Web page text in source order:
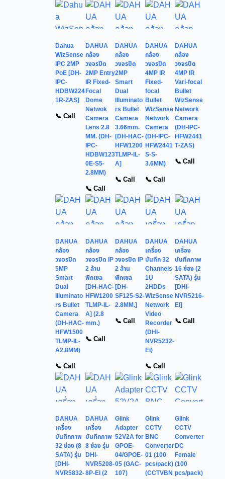
Dahua
WizSense
IPC 2MP
PoE [DH-
IPC-
HDBW224
1R-ZAS]
📞 Call
DAHUA
กล้อง
วงจรปิด
2MP Entry
IR Fixed-
Focal
Dome
Netwok
Camera
Lens 2.8
MM. (DH-
IPC-
HDBW123
0E-S5-
2.8MM)
📞 Call
DAHUA
กล้อง
วงจรปิด
2MP
Smart
Dual
Illuminato
rs Bullet
Camera
3.66mm.
[DH-HAC-
HFW1200
TLMP-IL-
A]
📞 Call
DAHUA
กล้อง
วงจรปิด
4MP IR
Fixed-
focal
Bullet
WizSense
Network
Camera
(DH-IPC-
HFW2441
S-S-
3.6MM)
📞 Call
DAHUA
กล้อง
วงจรปิด
4MP IR
Vari-focal
Bullet
WizSense
Network
Camera
(DH-IPC-
HFW2441
T-ZAS)
📞 Call
DAHUA
กล้อง
วงจรปิด
5MP
Smart
Dual
Illuminato
rs Bullet
Camera
(DH-HAC-
HFW1500
TLMP-IL-
A2.8MM)
📞 Call
DAHUA
กล้อง
วงจรปิด IP
2 ล้าน
พิกเซล
[DH-HAC-
HFW1200
TLMP-IL-
A] (2.8
mm.)
📞 Call
DAHUA
กล้อง
วงจรปิด IP
2 ล้าน
พิกเซล
[DH-
SF125-S2-
2.8MM.]
📞 Call
DAHUA
เครื่อง
บันทึก 32
Channels
1U
2HDDs
WizSense
Network
Video
Recorder
(DHI-
NVR5232-
EI)
📞 Call
DAHUA
เครื่อง
บันทึกภาพ
16 ช่อง (2
SATA) รุ่น
[DHI-
NVR5216-
EI]
📞 Call
DAHUA
เครื่อง
บันทึกภาพ
32 ช่อง (8
SATA) รุ่น
[DHI-
NVR5832-
DAHUA
เครื่อง
บันทึกภาพ
8 ช่อง รุ่น
DHI-
NVR5208-
8P-EI (2
Glink
Adapter
52V2A for
GPOE-
04/GPOE-
05 (GAC-
107)
Glink
CCTV
BNC
Converter
01 (100
pcs/pack)
(CCTVBN
Glink
CCTV
Converter
DC
Female
(100
pcs/pack)